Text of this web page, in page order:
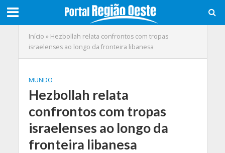
Início » Hezbollah relata confrontos com tropas
israelenses ao longo da fronteira libanesa
MUNDO
Hezbollah relata
confrontos com tropas
israelenses ao longo da
fronteira libanesa